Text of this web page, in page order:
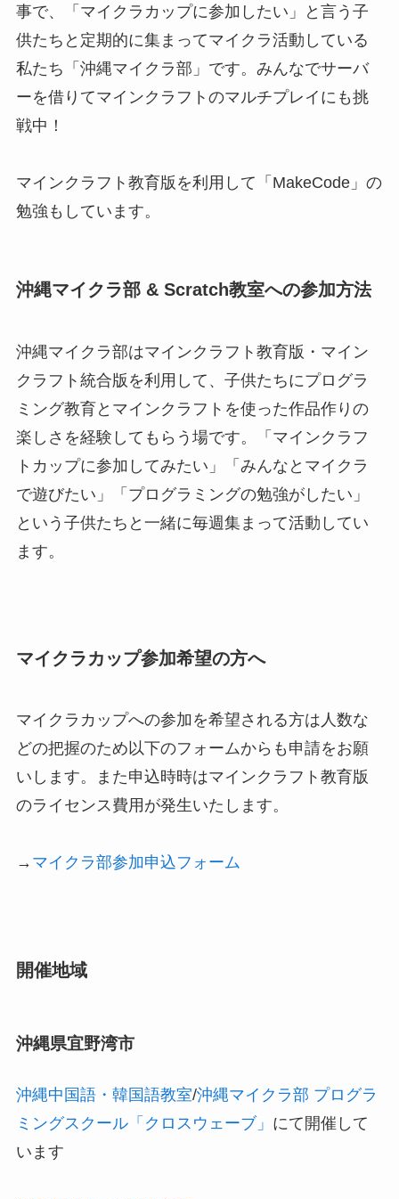
事で、「マイクラカップに参加したい」と言う子
供たちと定期的に集まってマイクラ活動している
私たち「沖縄マイクラ部」です。みんなでサーバ
ーを借りてマインクラフトのマルチプレイにも挑
戦中！
マインクラフト教育版を利用して「MakeCode」の
勉強もしています。
沖縄マイクラ部 & Scratch教室への参加方法
沖縄マイクラ部はマインクラフト教育版・マイン
クラフト統合版を利用して、子供たちにプログラ
ミング教育とマインクラフトを使った作品作りの
楽しさを経験してもらう場です。「マインクラフ
トカップに参加してみたい」「みんなとマイクラ
で遊びたい」「プログラミングの勉強がしたい」
という子供たちと一緒に毎週集まって活動してい
ます。
マイクラカップ参加希望の方へ
マイクラカップへの参加を希望される方は人数な
どの把握のため以下のフォームからも申請をお願
いします。また申込時時はマインクラフト教育版
のライセンス費用が発生いたします。
→ マイクラ部参加申込フォーム
開催地域
沖縄県宜野湾市
沖縄中国語・韓国語教室/沖縄マイクラ部 プログラ
ミングスクール「クロスウェーブ」 にて開催して
います